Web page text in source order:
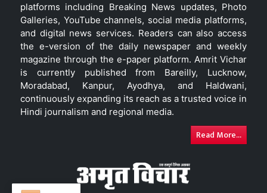
platforms including Breaking News updates, Photo
Galleries, YouTube channels, social media platforms,
and digital news services. Readers can also access
the e-version of the daily newspaper and weekly
magazine through the e-paper platform. Amrit Vichar
is currently published from Bareilly, Lucknow,
Moradabad, Kanpur, Ayodhya, and Haldwani,
continuously expanding its reach as a trusted voice in
Hindi journalism and regional media.
Read More...